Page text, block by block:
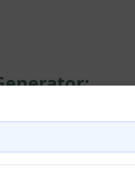
leírásokat blogjaihoz.